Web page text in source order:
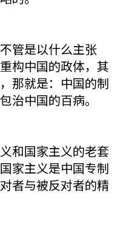
管是以什么主张
构中国的政体，其
那就是：中国的制
治中国的百病。
和国家主义的老套
家主义是中国专制
者与被反对者的精